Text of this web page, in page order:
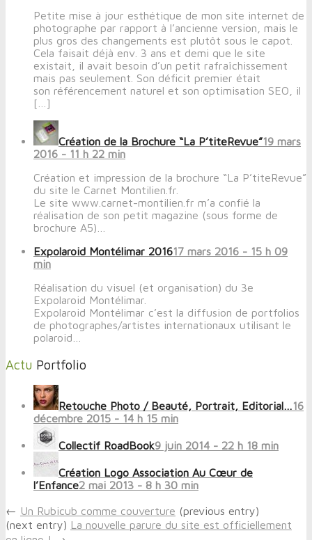
Petite mise à jour esthétique de mon site internet de
photographe par rapport à l’ancienne version, mais le
plus gros des changements est plutôt sous le capot.
Cela faisait déjà env. 3 ans et demi que le site
existait, il avait besoin d’un petit rafraîchissement
mais pas seulement. Son déficit premier était
son référencement naturel et son optimisation SEO, il
[…]
Création de la Brochure “La P’titeRevue”19 mars
2016 - 11 h 22 min
Création et impression de la brochure “La P’titeRevue”
du site le Carnet Montilien.fr.
Le site www.carnet-montilien.fr m’a confié la
réalisation de son petit magazine (sous forme de
brochure A5)…
Expolaroid Montélimar 201617 mars 2016 - 15 h 09
min
Réalisation du visuel (et organisation) du 3e
Expolaroid Montélimar.
Expolaroid Montélimar c’est la diffusion de portfolios
de photographes/artistes internationaux utilisant le
polaroid…
Actu Portfolio
Retouche Photo / Beauté, Portrait, Editorial…16
décembre 2015 - 14 h 15 min
Collectif RoadBook9 juin 2014 - 22 h 18 min
Création Logo Association Au Cœur de
l’Enfance2 mai 2013 - 8 h 30 min
← Un Rubicub comme couverture (previous entry)
(next entry) La nouvelle parure du site est officiellement